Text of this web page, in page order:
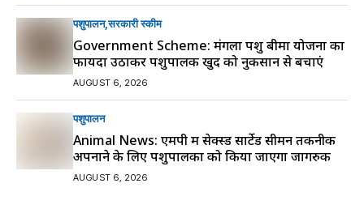
पशुपालन सरकारी स्की‍म
Government Scheme: मंगला पशु बीमा योजना का
फायदा उठाकर पशुपालक खुद को नुकसान से बचाएं
AUGUST 6, 2026
पशुपालन
Animal News: एमपी में सेक्स्ड सार्टेड सीमन तकनीक
अपनाने के लिए पशुपालकों को किया जाएगा जागरुक
AUGUST 6, 2026